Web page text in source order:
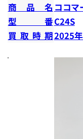
商品名 ココ
型番C24S
買取時期2025